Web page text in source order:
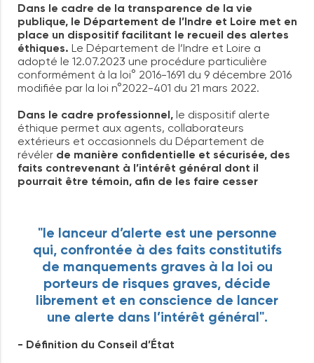
Dans le cadre de la transparence de la vie
publique, le Département de l’Indre et Loire met en
place un dispositif facilitant le recueil des alertes
éthiques. Le Département de l’Indre et Loire a
adopté le 12.07.2023 une procédure particulière
conformément à la loi° 2016-1691 du 9 décembre 2016
modifiée par la loi n°2022-401 du 21 mars 2022.
Dans le cadre professionnel,le dispositif alerte
éthique permet aux agents, collaborateurs
extérieurs et occasionnels du Département de
révélerde manière confidentielle et sécurisée, des
faits contrevenant à l’intérêt général dont il
pourrait être témoin, afin de les faire cesser
"le lanceur d’alerte est une personne
qui, confrontée à des faits constitutifs
de manquements graves à la loi ou
porteurs de risques graves, décide
librement et en conscience de lancer
une alerte dans l’intérêt général".
- Définition du Conseil d’État